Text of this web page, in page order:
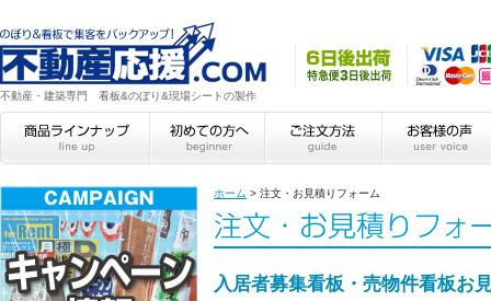
不動産・建築専門 看板&のぼり&現場シートの製作
ホーム > 注文・お見積りフォーム
入居者募集看板・売物件看板お